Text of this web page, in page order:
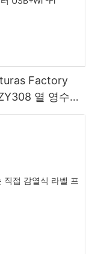
Factory
열 영수증